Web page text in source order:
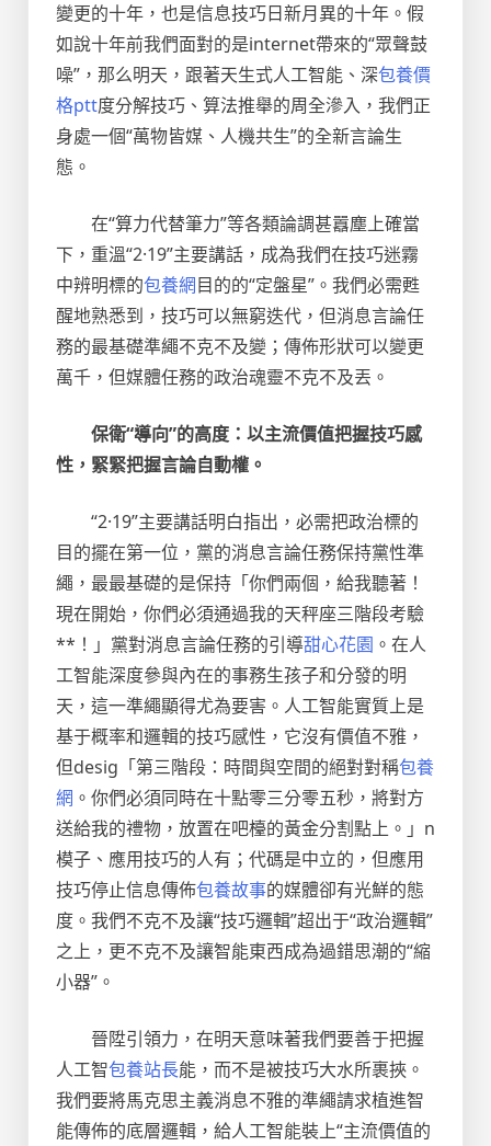
變更的十年，也是信息技巧日新月異的十年。假
如說十年前我們面對的是internet帶來的“眾聲鼓
噪”，那么明天，跟著天生式人工智能、深包養價
格ptt度分解技巧、算法推舉的周全滲入，我們正
身處一個“萬物皆媒、人機共生”的全新言論生
態。
在“算力代替筆力”等各類論調甚囂塵上確當
下，重溫“2·19”主要講話，成為我們在技巧迷霧
中辨明標的包養網目的的“定盤星”。我們必需甦
醒地熟悉到，技巧可以無窮迭代，但消息言論任
務的最基礎準繩不克不及變；傳佈形狀可以變更
萬千，但媒體任務的政治魂靈不克不及丟。
保衛“導向”的高度：以主流價值把握技巧感
性，緊緊把握言論自動權。
“2·19”主要講話明白指出，必需把政治標的
目的擺在第一位，黨的消息言論任務保持黨性準
繩，最最基礎的是保持「你們兩個，給我聽著！
現在開始，你們必須通過我的天秤座三階段考驗
**！」黨對消息言論任務的引導甜心花園 。在人
工智能深度參與內在的事務生孩子和分發的明
天，這一準繩顯得尤為要害。人工智能實質上是
基于概率和邏輯的技巧感性，它沒有價值不雅，
但desig「第三階段：時間與空間的絕對對稱包養
網 。你們必須同時在十點零三分零五秒，將對方
送給我的禮物，放置在吧檯的黃金分割點上。」n
模子、應用技巧的人有；代碼是中立的，但應用
技巧停止信息傳佈包養故事的媒體卻有光鮮的態
度。我們不克不及讓“技巧邏輯”超出于“政治邏輯”
之上，更不克不及讓智能東西成為過錯思潮的“縮
小器”。
晉陞引領力，在明天意味著我們要善于把握
人工智包養站長能，而不是被技巧大水所裹挾。
我們要將馬克思主義消息不雅的準繩請求植進智
能傳佈的底層邏輯，給人工智能裝上“主流價值的